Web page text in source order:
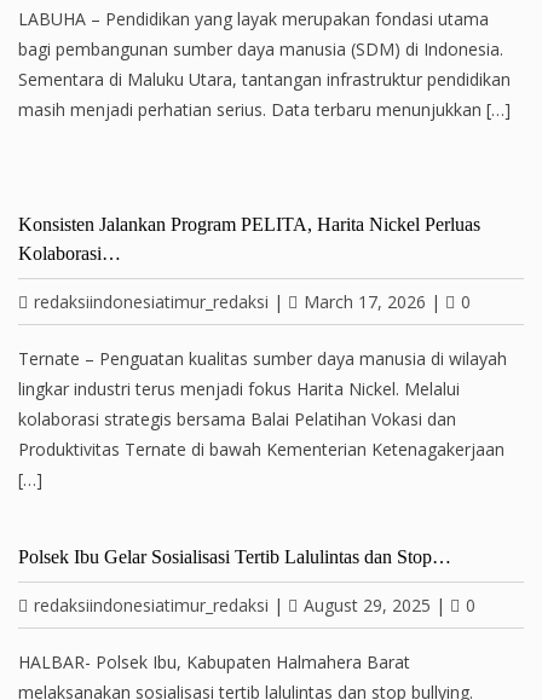
LABUHA – Pendidikan yang layak merupakan fondasi utama
bagi pembangunan sumber daya manusia (SDM) di Indonesia.
Sementara di Maluku Utara, tantangan infrastruktur pendidikan
masih menjadi perhatian serius. Data terbaru menunjukkan […]
Konsisten Jalankan Program PELITA, Harita Nickel Perluas
Kolaborasi…
redaksiindonesiatimur_redaksi | March 17, 2026 | 0
Ternate – Penguatan kualitas sumber daya manusia di wilayah
lingkar industri terus menjadi fokus Harita Nickel. Melalui
kolaborasi strategis bersama Balai Pelatihan Vokasi dan
Produktivitas Ternate di bawah Kementerian Ketenagakerjaan
[…]
Polsek Ibu Gelar Sosialisasi Tertib Lalulintas dan Stop…
redaksiindonesiatimur_redaksi | August 29, 2025 | 0
HALBAR- Polsek Ibu, Kabupaten Halmahera Barat
melaksanakan sosialisasi tertib lalulintas dan stop bullying.